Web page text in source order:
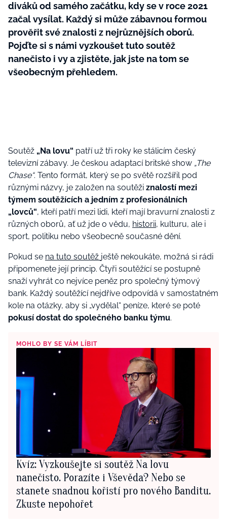
diváků od samého začátku, kdy se v roce 2021
začal vysílat. Každý si může zábavnou formou
prověřit své znalosti z nejrůznějších oborů.
Pojďte si s námi vyzkoušet tuto soutěž
nanečisto i vy a zjistěte, jak jste na tom se
všeobecným přehledem.
Soutěž „Na lovu“ patří už tři roky ke stálicím český
televizní zábavy. Je českou adaptací britské show „The
Chase“. Tento formát, který se po světě rozšířil pod
různými názvy, je založen na soutěži znalostí mezi
týmem soutěžících a jedním z profesionálních
„lovců“, kteří patří mezi lidi, kteří mají bravurní znalosti z
různých oborů, ať už jde o vědu, historii, kulturu, ale i
sport, politiku nebo všeobecně současné dění.
Pokud se na tuto soutěž ještě nekoukáte, možná si rádi
připomenete její princip. Čtyři soutěžící se postupně
snaží vyhrát co nejvíce peněz pro společný týmový
bank. Každý soutěžící nejdříve odpovídá v samostatném
kole na otázky, aby si „vydělal“ peníze, které se poté
pokusí dostat do společného banku týmu.
MOHLO BY SE VÁM LÍBIT
Kvíz: Vyzkoušejte si soutěž Na lovu
nanečisto. Porazíte i Vševěda? Nebo se
stanete snadnou kořistí pro nového Banditu.
Zkuste nepohořet